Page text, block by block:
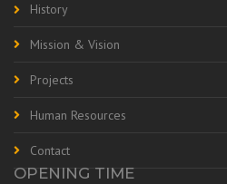
History
Mission & Vision
Projects
Human Resources
Contact
OPENING TIME